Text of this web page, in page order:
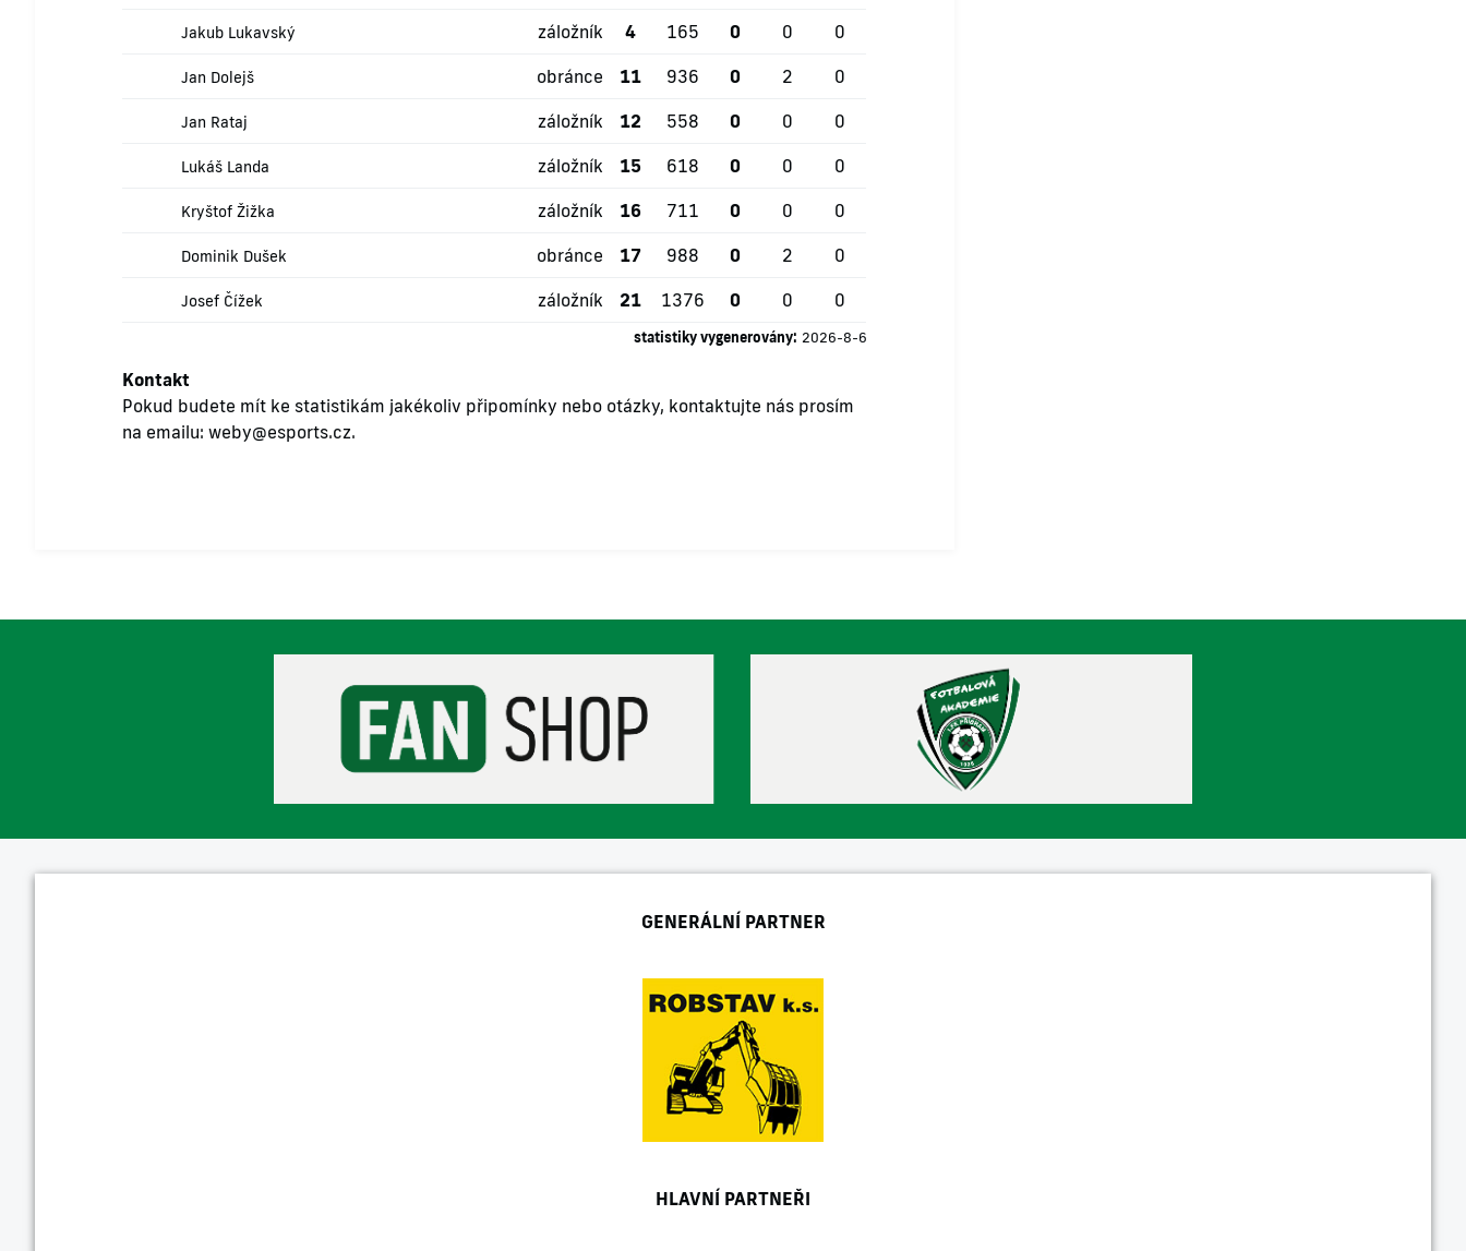
Jakub Lukavský záložník 4 165 0 0 0
Jan Dolejš obránce 11 936 0 2 0
Jan Rataj záložník 12 558 0 0 0
Lukáš Landa záložník 15 618 0 0 0
Kryštof Žižka záložník 16 711 0 0 0
Dominik Dušek obránce 17 988 0 2 0
Josef Čížek záložník 21 1376 0 0 0
statistiky vygenerovány: 2026-8-6
Kontakt
Pokud budete mít ke statistikám jakékoliv připomínky nebo otázky, kontaktujte nás prosím
na emailu: weby@esports.cz.
GENERÁLNÍ PARTNER
HLAVNÍ PARTNEŘI